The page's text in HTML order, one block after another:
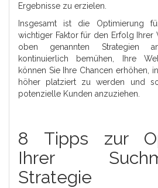
Ergebnisse zu erzielen.
Insgesamt ist die Optimierung
wichtiger Faktor für den Erfolg Ihrer
oben genannten Strategien
kontinuierlich bemühen, Ihre
können Sie Ihre Chancen erhöhen,
höher platziert zu werden und
potenzielle Kunden anzuziehen.
8 Tipps zur
Ihrer
Strategie